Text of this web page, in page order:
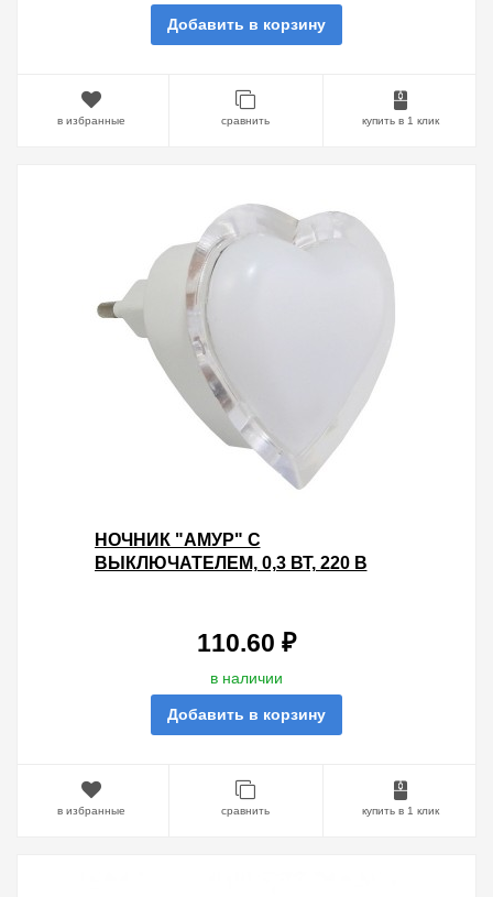
Добавить в корзину
в избранные сравнить купить в 1 клик
НОЧНИК "АМУР" С
ВЫКЛЮЧАТЕЛЕМ, 0,3 ВТ, 220 В
110.60 ₽
в наличии
Добавить в корзину
в избранные сравнить купить в 1 клик